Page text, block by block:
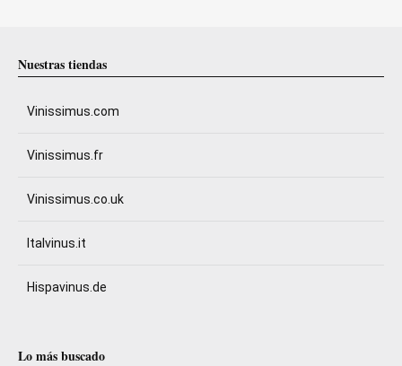
Nuestras tiendas
Vinissimus.com
Vinissimus.fr
Vinissimus.co.uk
Italvinus.it
Hispavinus.de
Lo más buscado